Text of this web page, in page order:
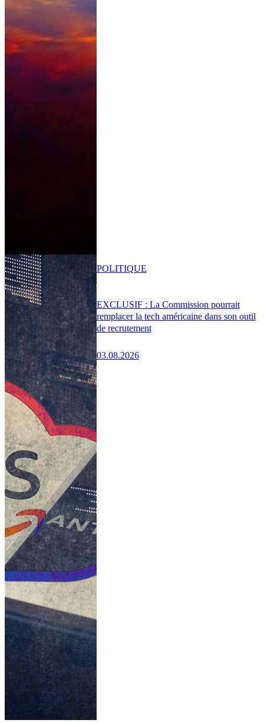
EXCLUSIF : La Commission pourrait
remplacer la tech américaine dans son outil
de recrutement
03.08.2026
POLITIQUE